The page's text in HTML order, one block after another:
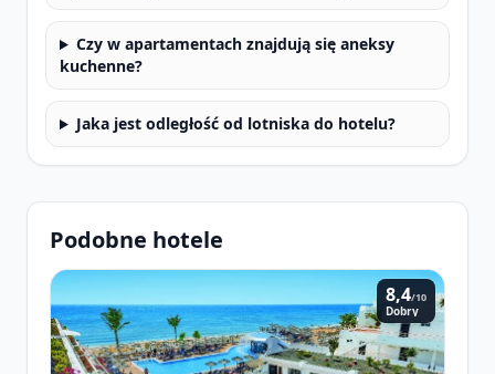
Czy w apartamentach znajdują się aneksy
kuchenne?
Jaka jest odległość od lotniska do hotelu?
Podobne hotele
8,4/10
Dobry